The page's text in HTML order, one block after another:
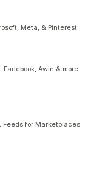
Meta, & Pinterest
Awin & more
Feeds for Marketplaces